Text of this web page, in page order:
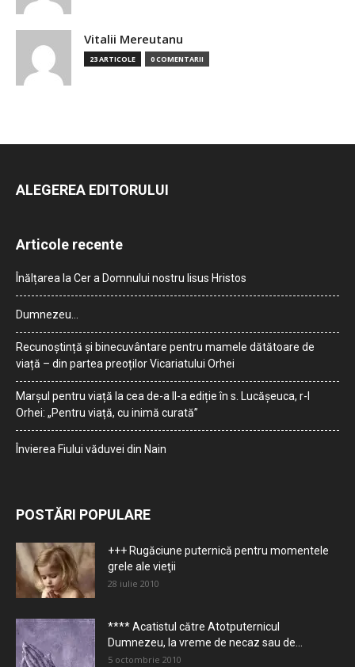
Vitalii Mereutanu
23 ARTICOLE 0 COMENTARII
ALEGEREA EDITORULUI
Articole recente
Înălțarea la Cer a Domnului nostru Iisus Hristos
Dumnezeu…
Recunoștință și binecuvântare pentru mamele dătătoare de
viață – din partea preoților Vicariatului Orhei
Marșul pentru viață la cea de-a II-a ediție în s. Lucășeuca, r-l
Orhei: „Pentru viață, cu inimă curată”
Învierea Fiului văduvei din Nain
POSTĂRI POPULARE
+++ Rugăciune puternică pentru momentele
grele ale vieţii
28 iulie 2010
**** Acatistul către Atotputernicul
Dumnezeu, la vreme de necaz sau de...
5 octombrie 2010